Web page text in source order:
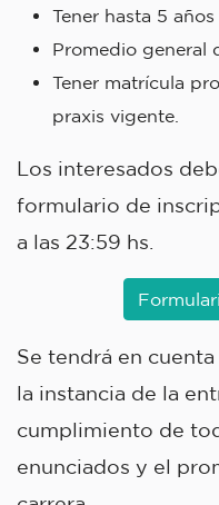
Tener hasta 5
Promedio general
Tener matrícula
praxis vigente.
Los interesados
formulario de
a las 23:59 hs.
Se tendrá en
la instancia de la
cumplimiento de
enunciados y el